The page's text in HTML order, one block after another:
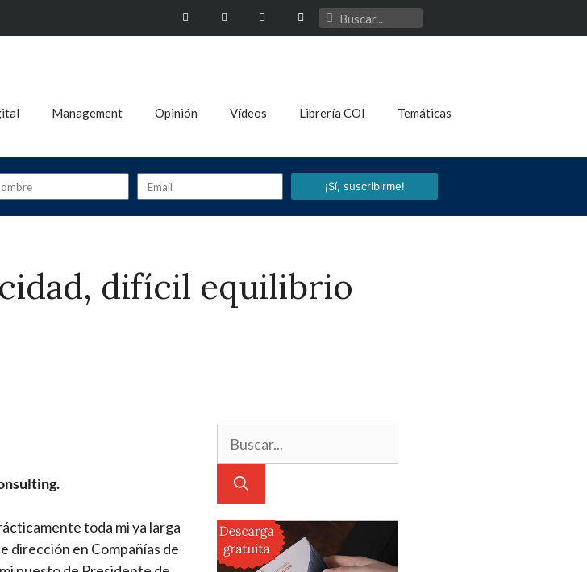
Management Opinión Vídeos Librería COI Temáticas
¡Sí, suscribirme!
difícil equilibrio
toda mi ya larga
dirección en Compañías de